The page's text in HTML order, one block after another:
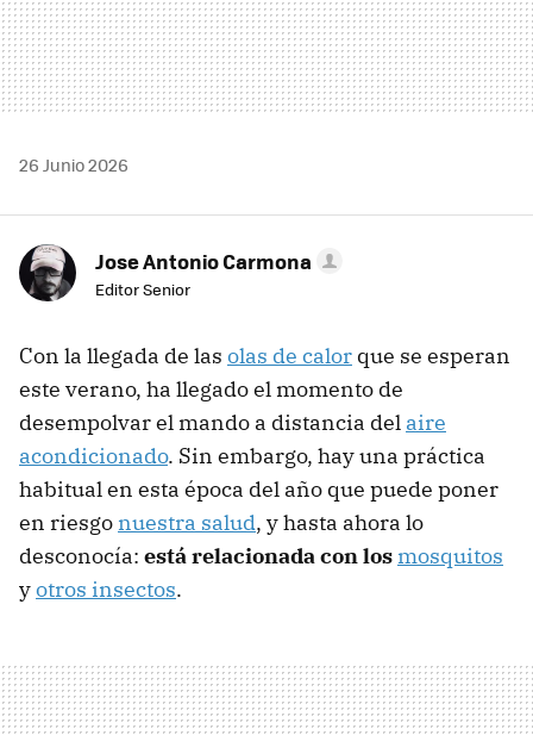
26 Junio 2026
Jose Antonio Carmona
Editor Senior
Con la llegada de las olas de calor que se esperan
este verano, ha llegado el momento de
desempolvar el mando a distancia del aire
acondicionado. Sin embargo, hay una práctica
habitual en esta época del año que puede poner
en riesgo nuestra salud, y hasta ahora lo
desconocía: está relacionada con los mosquitos
yotros insectos.